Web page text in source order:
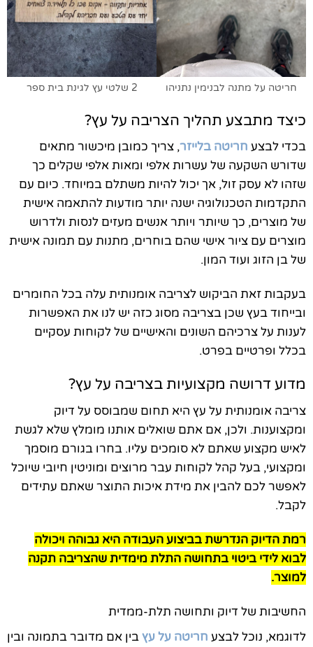
חריטה על מתנה לבנימין נתניהו 2 שלטי עץ לגינת בית ספר
כיצד מתבצע תהליך הצריבה על עץ?
בכדי לבצע חריטה בלייזר, צריך כמובן מיכשור מתאים
שדורש השקעה של עשרות אלפי ומאות אלפי שקלים כך
שזהו לא עסק זול, אך יכול להיות משתלם במיוחד. כיום עם
התקדמות הטכנולוגיה ישנה יותר מודעות להתאמה אישית
של מוצרים, כך שיותר ויותר אנשים מעזים לנסות ולדרוש
מוצרים עם ציור אישי שהם בוחרים, מתנות עם תמונה אישית
של בן הזוג ועוד המון.
בעקבות זאת הביקוש לצריבה אומנותית עלה בכל החומרים
ובייחוד בעץ שכן בצריבה מסוג כזה יש לנו את האפשרות
לענות על צרכיהם השונים והאישיים של לקוחות עסקיים
בכלל ופרטיים בפרט.
מדוע דרושה מקצועיות בצריבה על עץ?
צריבה אומנותית על עץ היא תחום שמבוסס על דיוק
ומקצוענות. ולכן, אם אתם שואלים אותנו מומלץ שלא לגשת
לאיש מקצוע שאתם לא סומכים עליו. בחרו בגורם מוסמך
ומקצועי, בעל קהל לקוחות עבר מרוצים ומוניטין חיובי שיוכל
לאפשר לכם להבין את מידת איכות התוצר שאתם עתידים
לקבל.
רמת הדיוק הנדרשת בביצוע העבודה היא גבוהה ויכולה
לבוא לידי ביטוי בתחושה התלת מימדית שהצריבה תקנה
למוצר.
החשיבות של דיוק ותחושה תלת-ממדית
לדוגמא, נוכל לבצע חריטה על עץבין אם מדובר בתמונה ובין